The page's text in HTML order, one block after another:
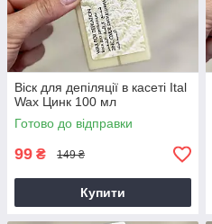
Віск для депіляції в касеті Ital
Wax Цинк 100 мл
Готово до відправки
99 ₴ 149 ₴
Купити